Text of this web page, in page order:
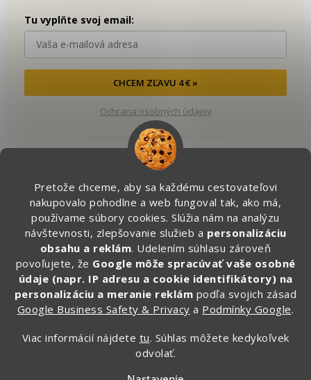
Pretože chceme, aby sa každému cestovateľovi
nakupovalo pohodlne a web fungoval tak, ako má,
používame súbory cookies. Slúžia nám na analýzu
návštevnosti, zlepšovanie služieb a personalizáciu
obsahu a reklám. Udelením súhlasu zároveň
povoľujete, že Google môže spracúvať vaše osobné
údaje (napr. IP adresu a cookie identifikátory) na
personalizáciu a meranie reklám podľa svojich zásad
Google Business Safety & Privacy a Podmínky Google.
Viac informácií nájdete tu. Súhlas môžete kedykoľvek
odvolať.
Tu vyplňte svoj email:
CHCEM ZĽAVU 4 € »
Ochrana osobných údajov
Kontakt
info@zapakuj.sk
+421 950 887 079 (Po - Pia, 16:00 – 21:00)
Zapakuj.czsk
zapakuj_czsk
@zapakuj_cz
Vytvoril Shoptet